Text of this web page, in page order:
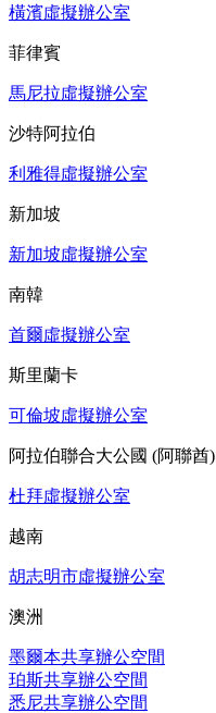
橫濱虛擬辦公室
菲律賓
馬尼拉虛擬辦公室
沙特阿拉伯
利雅得虛擬辦公室
新加坡
新加坡虛擬辦公室
南韓
首爾虛擬辦公室
斯里蘭卡
可倫坡虛擬辦公室
阿拉伯聯合大公國 (阿聯酋)
杜拜虛擬辦公室
越南
胡志明市虛擬辦公室
澳洲
墨爾本共享辦公空間
珀斯共享辦公空間
悉尼共享辦公空間